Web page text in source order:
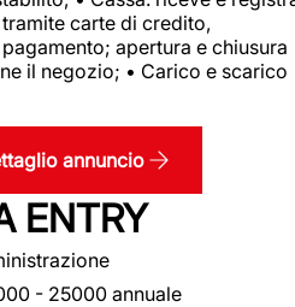
carte di credito,
apertura e chiusura
il negozio; • Carico e scarico
annuncio
ENTRY
- 25000 annuale